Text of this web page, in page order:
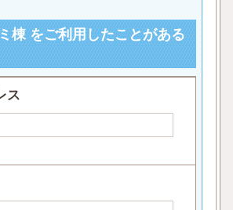
棟 をご利用したことがある
ス